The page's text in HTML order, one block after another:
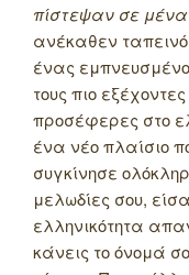
πίστεψαν σε μένα
ανέκαθεν
ένας
τους πιο
προσέφερες στο
ένα νέο πλαίσιο
συγκίνησε
μελωδίες σου,
ελληνικότητα
κάνεις το όνομά